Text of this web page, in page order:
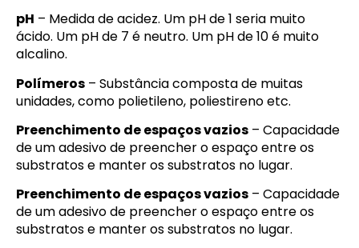
pH – Medida de acidez. Um pH de 1 seria muito
ácido. Um pH de 7 é neutro. Um pH de 10 é muito
alcalino.
Polímeros – Substância composta de muitas
unidades, como polietileno, poliestireno etc.
Preenchimento de espaços vazios – Capacidade
de um adesivo de preencher o espaço entre os
substratos e manter os substratos no lugar.
Preenchimento de espaços vazios – Capacidade
de um adesivo de preencher o espaço entre os
substratos e manter os substratos no lugar.